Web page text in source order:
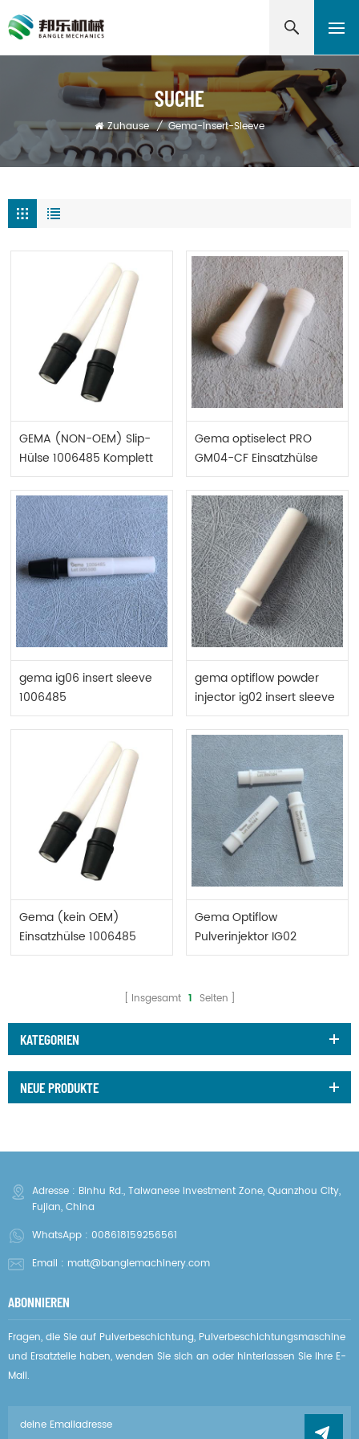
SUCHE
Zuhause / Gema-Insert-Sleeve
GEMA (NON-OEM) Slip-
Hülse 1006485 Komplett
Gema optiselect PRO
GM04-CF Einsatzhülse
1019673
gema ig06 insert sleeve
1006485
gema optiflow powder
injector ig02 insert sleeve
ptfe 377724
Gema (kein OEM)
Einsatzhülse 1006485
komplett
Gema Optiflow
Pulverinjektor IG02
Einsatzhülse PTFE 377724
Insgesamt 1 Seiten
KATEGORIEN
NEUE PRODUKTE
Adresse : Binhu Rd., Taiwanese Investment Zone, Quanzhou City,
Fujian, China
WhatsApp : 008618159256561
Email : matt@banglemachinery.com
ABONNIEREN
Fragen, die Sie auf Pulverbeschichtung, Pulverbeschichtungsmaschine
und Ersatzteile haben, wenden Sie sich an oder hinterlassen Sie Ihre E-
Mail.